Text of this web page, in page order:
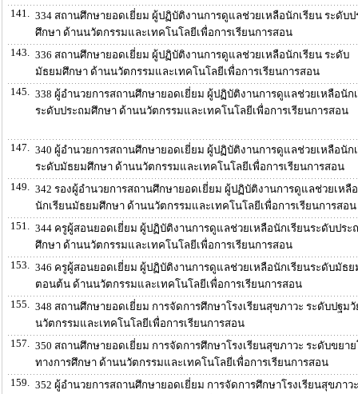
141.
334 สถานศึกษายอดเยี่ยม ผู้ปฏิบัติงานการดูแลช่วยเหลือนักเรียน ระดับป
ศึกษา ด้านนวัตกรรมและเทคโนโลยีเพื่อการเรียนการสอน
143.
336 สถานศึกษายอดเยี่ยม ผู้ปฏิบัติงานการดูแลช่วยเหลือนักเรียน ระดับ
มัธยมศึกษา ด้านนวัตกรรมและเทคโนโลยีเพื่อการเรียนการสอน
145.
338 ผู้อำนวยการสถานศึกษายอดเยี่ยม ผู้ปฏิบัติงานการดูแลช่วยเหลือนัก
ระดับประถมศึกษา ด้านนวัตกรรมและเทคโนโลยีเพื่อการเรียนการสอน
147.
340 ผู้อำนวยการสถานศึกษายอดเยี่ยม ผู้ปฏิบัติงานการดูแลช่วยเหลือนัก
ระดับมัธยมศึกษา ด้านนวัตกรรมและเทคโนโลยีเพื่อการเรียนการสอน
149.
342 รองผู้อำนวยการสถานศึกษายอดเยี่ยม ผู้ปฏิบัติงานการดูแลช่วยเหลือ
นักเรียนมัธยมศึกษา ด้านนวัตกรรมและเทคโนโลยีเพื่อการเรียนการสอน
151.
344 ครูผู้สอนยอดเยี่ยม ผู้ปฏิบัติงานการดูแลช่วยเหลือนักเรียนระดับประ
ศึกษา ด้านนวัตกรรมและเทคโนโลยีเพื่อการเรียนการสอน
153.
346 ครูผู้สอนยอดเยี่ยม ผู้ปฏิบัติงานการดูแลช่วยเหลือนักเรียนระดับมัธ
ตอนต้น ด้านนวัตกรรมและเทคโนโลยีเพื่อการเรียนการสอน
155.
348 สถานศึกษายอดเยี่ยม การจัดการศึกษาโรงเรียนสุขภาวะ ระดับปฐม
นวัตกรรมและเทคโนโลยีเพื่อการเรียนการสอน
157.
350 สถานศึกษายอดเยี่ยม การจัดการศึกษาโรงเรียนสุขภาวะ ระดับขยา
ทางการศึกษา ด้านนวัตกรรมและเทคโนโลยีเพื่อการเรียนการสอน
159.
352 ผู้อำนวยการสถานศึกษายอดเยี่ยม การจัดการศึกษาโรงเรียนสุขภาว